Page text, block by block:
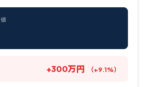
+300万円 （+9.1%）